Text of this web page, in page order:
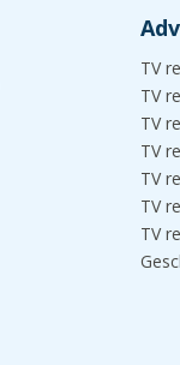
TV
TV
TV
TV
TV
TV
TV